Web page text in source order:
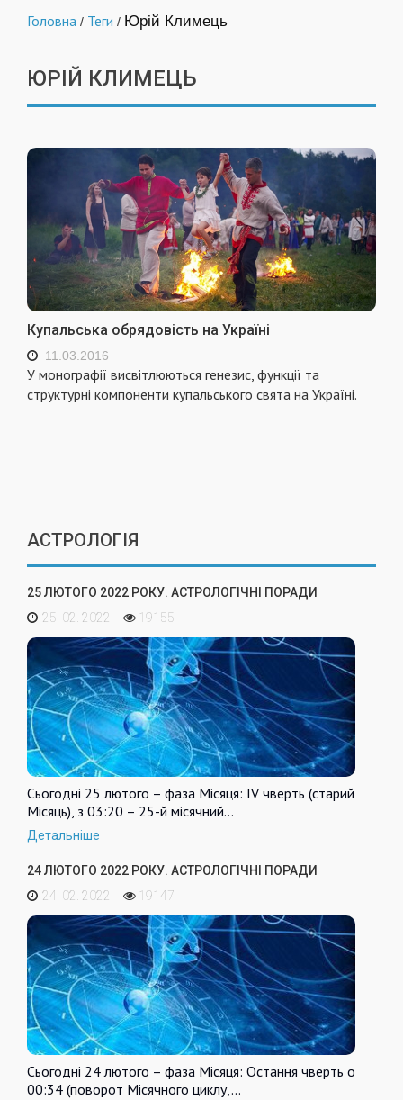
Головна / Теги / Юрій Климець
ЮРІЙ КЛИМЕЦЬ
Купальська обрядовість на Україні
11.03.2016
У монографії висвітлюються генезис, функції та
структурні компоненти купальського свята на Україні.
АСТРОЛОГІЯ
25 ЛЮТОГО 2022 РОКУ. АСТРОЛОГІЧНІ ПОРАДИ
25. 02. 2022
19155
Сьогодні 25 лютого – фаза Місяця: IV чверть (старий
Місяць), з 03:20 – 25-й місячний…
Детальніше
24 ЛЮТОГО 2022 РОКУ. АСТРОЛОГІЧНІ ПОРАДИ
24. 02. 2022
19147
Сьогодні 24 лютого – фаза Місяця: Остання чверть о
00:34 (поворот Місячного циклу,…